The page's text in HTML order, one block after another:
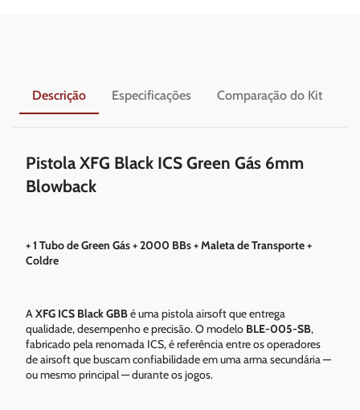
Descrição Especificações Comparação do Kit
Pistola XFG Black ICS Green Gás 6mm
Blowback
+ 1 Tubo de Green Gás + 2000 BBs + Maleta de Transporte +
Coldre
AXFG ICS Black GBBé uma pistola airsoft que entrega
qualidade, desempenho e precisão. O modelo BLE-005-SB,
fabricado pela renomada ICS, é referência entre os operadores
de airsoft que buscam confiabilidade em uma arma secundária —
ou mesmo principal — durante os jogos.